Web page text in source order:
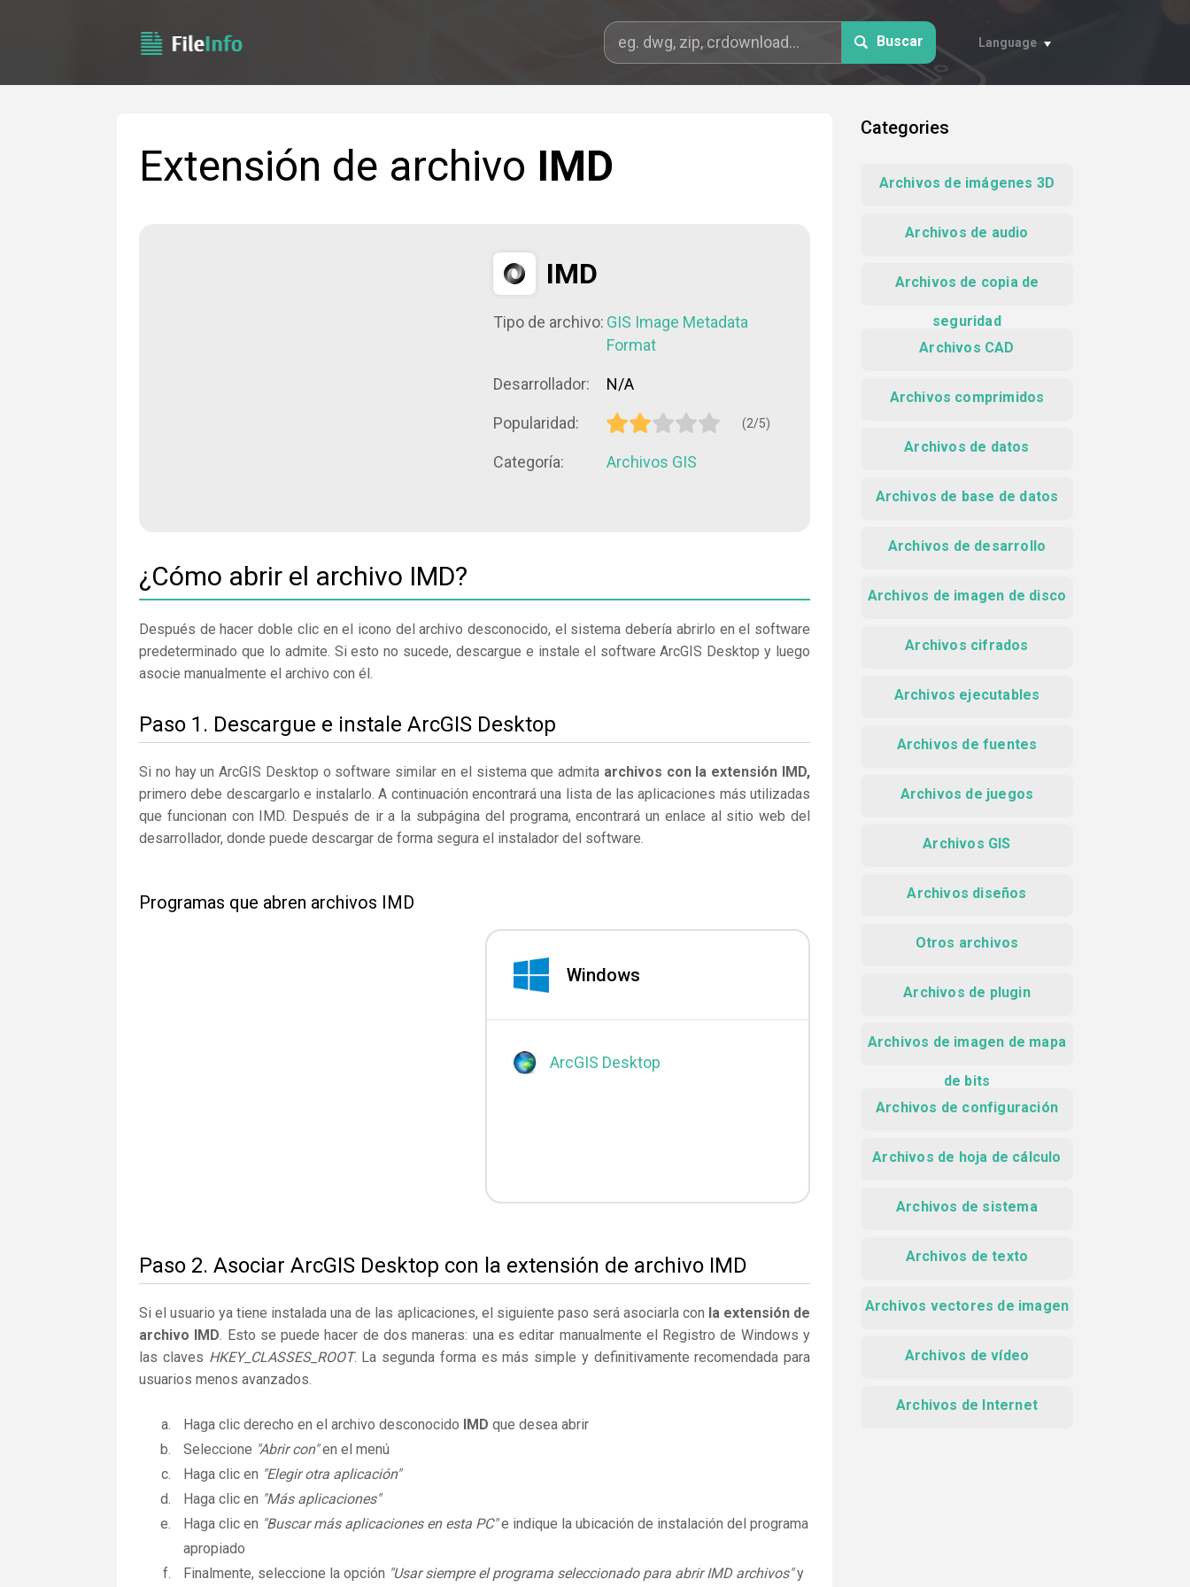
Buscar Language
Extensión de archivo IMD
IMD
Tipo de archivo: GIS Image Metadata
Format
Desarrollador: N/A
Popularidad: (2/5)
Categoría: Archivos GIS
¿Cómo abrir el archivo IMD?
Después de hacer doble clic en el icono del archivo desconocido, el sistema debería abrirlo en el software
predeterminado que lo admite. Si esto no sucede, descargue e instale el software ArcGIS Desktop y luego
asocie manualmente el archivo con él.
Paso 1. Descargue e instale ArcGIS Desktop
Si no hay un ArcGIS Desktop o software similar en el sistema que admita archivos con la extensión IMD,
primero debe descargarlo e instalarlo. A continuación encontrará una lista de las aplicaciones más utilizadas
que funcionan con IMD. Después de ir a la subpágina del programa, encontrará un enlace al sitio web del
desarrollador, donde puede descargar de forma segura el instalador del software.
Programas que abren archivos IMD
Windows
ArcGIS Desktop
Paso 2. Asociar ArcGIS Desktop con la extensión de archivo IMD
Si el usuario ya tiene instalada una de las aplicaciones, el siguiente paso será asociarla con la extensión de
archivo IMD. Esto se puede hacer de dos maneras: una es editar manualmente el Registro de Windows y
las claves HKEY_CLASSES_ROOT. La segunda forma es más simple y definitivamente recomendada para
usuarios menos avanzados.
Haga clic derecho en el archivo desconocido IMD que desea abrir
Seleccione "Abrir con"en el menú
Haga clic en "Elegir otra aplicación"
Haga clic en "Más aplicaciones"
Haga clic en "Buscar más aplicaciones en esta PC"e indique la ubicación de instalación del programa
apropiado
Finalmente, seleccione la opción "Usar siempre el programa seleccionado para abrir IMD archivos"y
Categories
Archivos de imágenes 3D
Archivos de audio
Archivos de copia de
seguridad
Archivos CAD
Archivos comprimidos
Archivos de datos
Archivos de base de datos
Archivos de desarrollo
Archivos de imagen de disco
Archivos cifrados
Archivos ejecutables
Archivos de fuentes
Archivos de juegos
Archivos GIS
Archivos diseños
Otros archivos
Archivos de plugin
Archivos de imagen de mapa
de bits
Archivos de configuración
Archivos de hoja de cálculo
Archivos de sistema
Archivos de texto
Archivos vectores de imagen
Archivos de vídeo
Archivos de Internet